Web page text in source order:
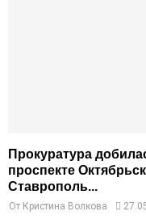
Прокуратура
проспекте
Ставрополь...
От Кристина Волкова